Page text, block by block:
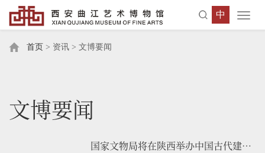
中
首页 > 资讯 > 文博要闻
文博要闻
国家文物局将在陕西举办中国古代建筑油饰彩画传统工艺及修复保护培训班